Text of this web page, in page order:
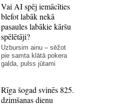
Vai AI spēj iemācīties
blefot labāk nekā
pasaules labākie kāršu
spēlētāji?
Uzbursim ainu – sēžot
pie samta klātā pokera
galda, pulss jūtami
Rīga šogad svinēs 825.
dzimšanas dienu